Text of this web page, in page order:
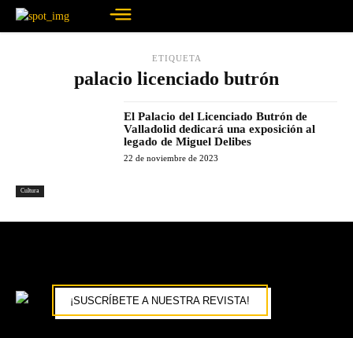
ETIQUETA
palacio licenciado butrón
Cultura
El Palacio del Licenciado Butrón de
Valladolid dedicará una exposición al
legado de Miguel Delibes
22 de noviembre de 2023
¡SUSCRÍBETE A NUESTRA REVISTA!